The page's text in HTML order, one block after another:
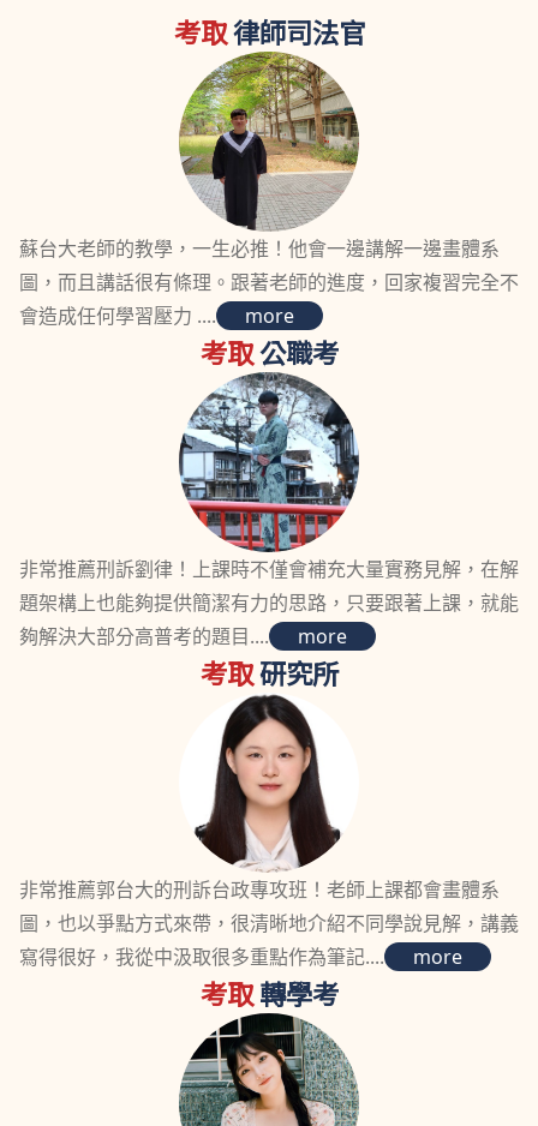
考取律師司法官
蘇台大老師的教學，一生必推！他會一邊講解一邊畫體系
圖，而且講話很有條理。跟著老師的進度，回家複習完全不
會造成任何學習壓力 ....
more
考取公職考
非常推薦刑訴劉律！上課時不僅會補充大量實務見解，在解
題架構上也能夠提供簡潔有力的思路，只要跟著上課，就能
夠解決大部分高普考的題目....
more
考取研究所
非常推薦郭台大的刑訴台政專攻班！老師上課都會畫體系
圖，也以爭點方式來帶，很清晰地介紹不同學說見解，講義
寫得很好，我從中汲取很多重點作為筆記....
more
考取轉學考